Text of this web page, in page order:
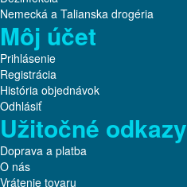
Nemecká a Talianska drogéria
Môj účet
Prihlásenie
Registrácia
História objednávok
Odhlásiť
Užitočné odkazy
Doprava a platba
O nás
Vrátenie tovaru